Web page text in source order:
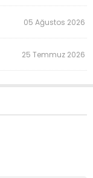
05 Ağustos 2026
25 Temmuz 2026